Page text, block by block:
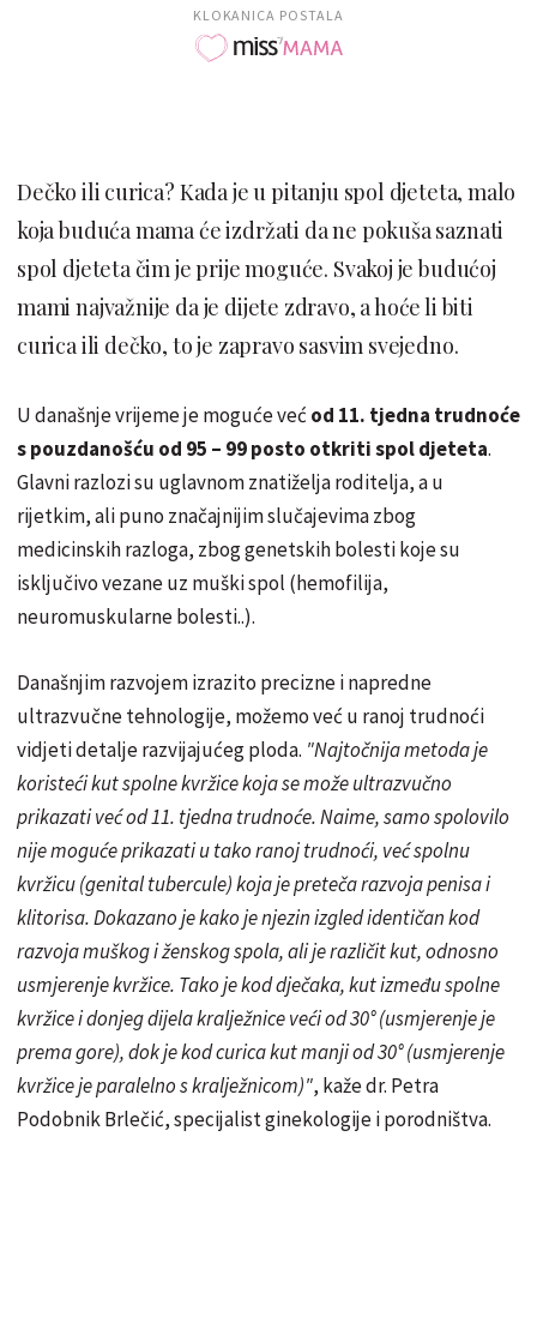
KLOKANICA POSTALA
Dečko ili curica? Kada je u pitanju spol djeteta, malo
koja buduća mama će izdržati da ne pokuša saznati
spol djeteta čim je prije moguće. Svakoj je budućoj
mami najvažnije da je dijete zdravo, a hoće li biti
curica ili dečko, to je zapravo sasvim svejedno.
U današnje vrijeme je moguće već od 11. tjedna trudnoće
s pouzdanošću od 95 – 99 posto otkriti spol djeteta.
Glavni razlozi su uglavnom znatiželja roditelja, a u
rijetkim, ali puno značajnijim slučajevima zbog
medicinskih razloga, zbog genetskih bolesti koje su
isključivo vezane uz muški spol (hemofilija,
neuromuskularne bolesti..).
Današnjim razvojem izrazito precizne i napredne
ultrazvučne tehnologije, možemo već u ranoj trudnoći
vidjeti detalje razvijajućeg ploda. "Najtočnija metoda je
koristeći kut spolne kvržice koja se može ultrazvučno
prikazati već od 11. tjedna trudnoće. Naime, samo spolovilo
nije moguće prikazati u tako ranoj trudnoći, već spolnu
kvržicu (genital tubercule) koja je preteča razvoja penisa i
klitorisa. Dokazano je kako je njezin izgled identičan kod
razvoja muškog i ženskog spola, ali je različit kut, odnosno
usmjerenje kvržice. Tako je kod dječaka, kut između spolne
kvržice i donjeg dijela kralježnice veći od 30° (usmjerenje je
prema gore), dok je kod curica kut manji od 30° (usmjerenje
kvržice je paralelno s kralježnicom)", kaže dr. Petra
Podobnik Brlečić, specijalist ginekologije i porodništva.